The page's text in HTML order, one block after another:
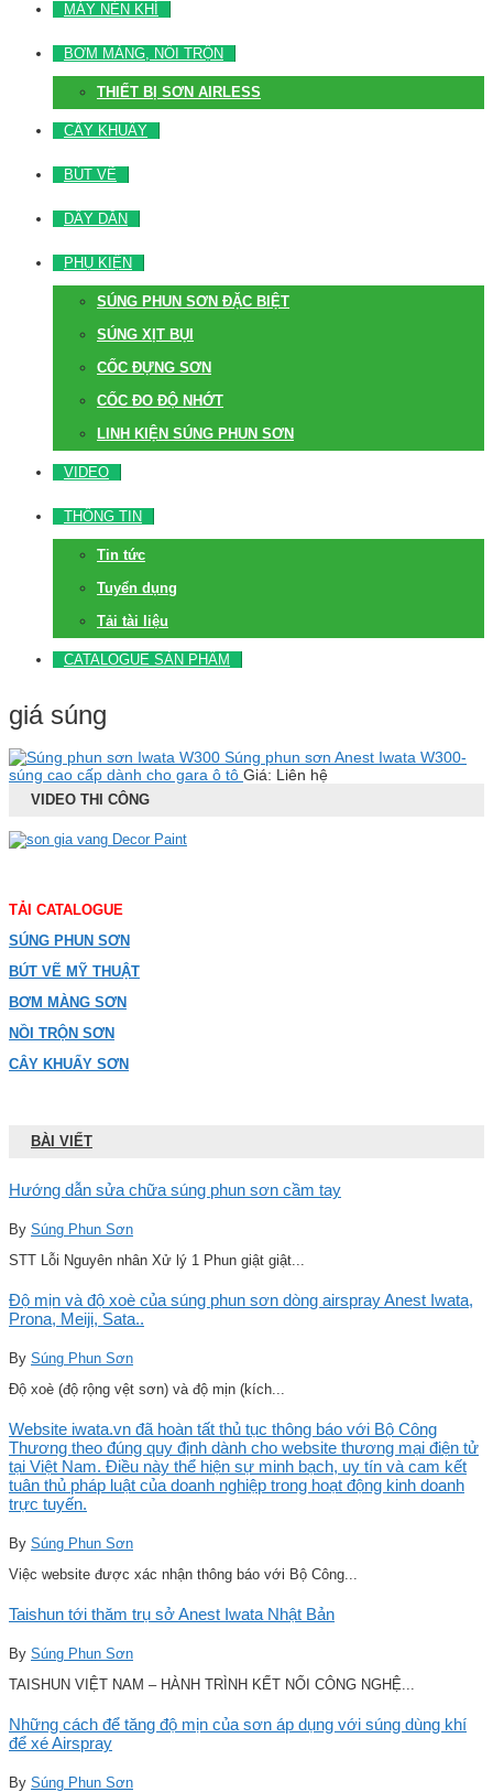
MÁY NÉN KHÍ
BƠM MÀNG, NỒI TRỘN
THIẾT BỊ SƠN AIRLESS
CÂY KHUẤY
BÚT VẼ
DÂY DẪN
PHỤ KIỆN
SÚNG PHUN SƠN ĐẶC BIỆT
SÚNG XỊT BỤI
CỐC ĐỰNG SƠN
CỐC ĐO ĐỘ NHỚT
LINH KIỆN SÚNG PHUN SƠN
VIDEO
THÔNG TIN
Tin tức
Tuyển dụng
Tải tài liệu
CATALOGUE SẢN PHẨM
giá súng
Súng phun sơn Anest Iwata W300-
súng cao cấp dành cho gara ô tô Giá: Liên hệ
VIDEO THI CÔNG
TẢI CATALOGUE
SÚNG PHUN SƠN
BÚT VẼ MỸ THUẬT
BƠM MÀNG SƠN
NỒI TRỘN SƠN
CÂY KHUẤY SƠN
BÀI VIẾT
Hướng dẫn sửa chữa súng phun sơn cầm tay
By Súng Phun Sơn
STT Lỗi Nguyên nhân Xử lý 1 Phun giật giật...
Độ mịn và độ xoè của súng phun sơn dòng airspray Anest Iwata,
Prona, Meiji, Sata..
By Súng Phun Sơn
Độ xoè (độ rộng vệt sơn) và độ mịn (kích...
Website iwata.vn đã hoàn tất thủ tục thông báo với Bộ Công
Thương theo đúng quy định dành cho website thương mại điện tử
tại Việt Nam. Điều này thể hiện sự minh bạch, uy tín và cam kết
tuân thủ pháp luật của doanh nghiệp trong hoạt động kinh doanh
trực tuyến.
By Súng Phun Sơn
Việc website được xác nhận thông báo với Bộ Công...
Taishun tới thăm trụ sở Anest Iwata Nhật Bản
By Súng Phun Sơn
TAISHUN VIỆT NAM – HÀNH TRÌNH KẾT NỐI CÔNG NGHỆ...
Những cách để tăng độ mịn của sơn áp dụng với súng dùng khí
để xé Airspray
By Súng Phun Sơn